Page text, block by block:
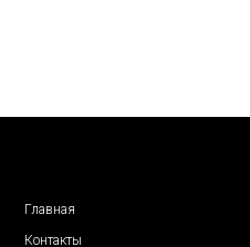
Главная
Контакты